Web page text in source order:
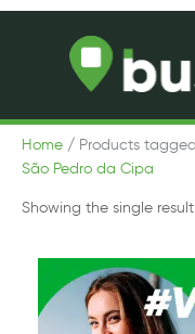
Skip
Home / Products
São Pedro da Cipa
Showing the single result